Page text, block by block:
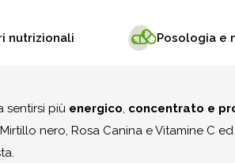
nutrizionali Posologia e
sentirsi più energico, concentrato e
nero, Rosa Canina e Vitamine C